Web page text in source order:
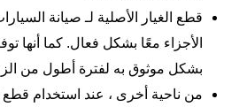
قطع الغيار الأصلية لـ صيانة
الأجزاء معًا بشكل فعال. كما أنها
بشكل موثوق به لفترة أطول من
من ناحية أخرى ، عند استخدام قطع